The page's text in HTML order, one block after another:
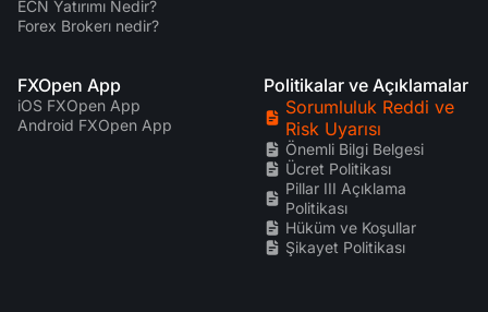
ECN Yatırımı Nedir?
Forex Brokerı nedir?
FXOpen App
iOS FXOpen App
Android FXOpen App
Politikalar ve Açıklamalar
Sorumluluk Reddi ve
Risk Uyarısı
Önemli Bilgi Belgesi
Ücret Politikası
Pillar III Açıklama
Politikası
Hüküm ve Koşullar
Şikayet Politikası